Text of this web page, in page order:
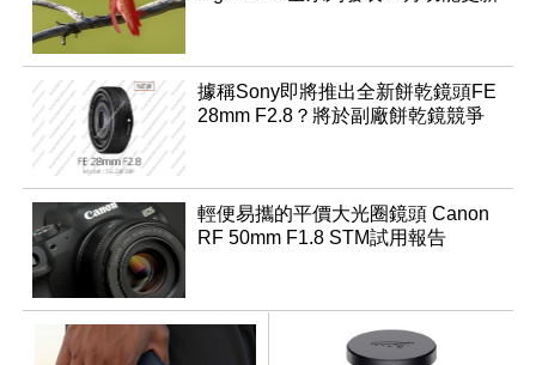
據稱Sony即將推出全新餅乾鏡頭FE
28mm F2.8？將於副廠餅乾鏡競爭
輕便易攜的平價大光圈鏡頭 Canon
RF 50mm F1.8 STM試用報告